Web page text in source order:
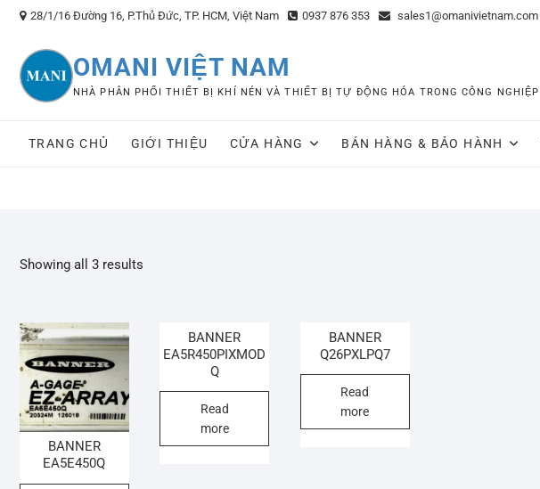
Skip
content
28/1/16 Đường 16, P.Thủ Đức, TP. HCM, Việt Nam 0937 876 353 sales1@omanivietnam.com
OMANI VIỆT NAM
NHÀ PHÂN PHỐI THIẾT BỊ KHÍ NÉN VÀ THIẾT BỊ TỰ ĐỘNG HÓA TRONG CÔNG NGHIỆP
TRANG CHỦ GIỚI THIỆU CỬA HÀNG BÁN HÀNG & BẢO HÀNH
Showing all 3 results
BANNER
EA5E450Q
BANNER
EA5R450PIXMOD
Q
Read
more
BANNER
Q26PXLPQ7
Read
more